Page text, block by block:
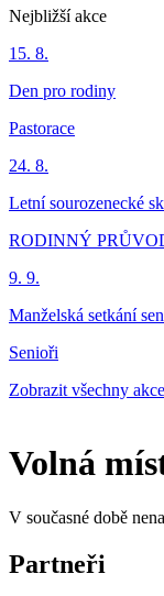
Nejbližší akce
15. 8.
Den pro rodiny
Pastorace
24. 8.
Letní sourozenecké
RODINNÝ
9. 9.
Manželská setkání
Senioři
Zobrazit všechny akce
Volná
V současné době
Partneři